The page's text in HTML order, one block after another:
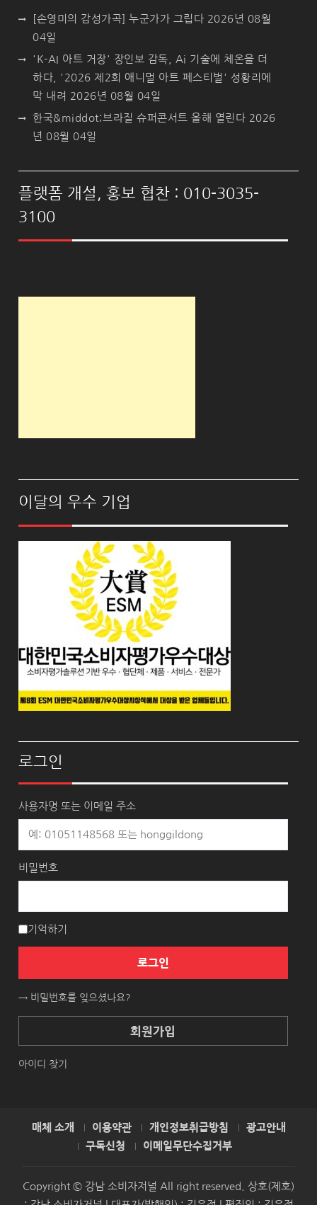
[손영미의 감성가곡] 누군가가 그립다 2026년 08월
04일
'K-AI 아트 거장' 장인보 감독, Ai 기술에 체온을 더
하다, '2026 제2회 애니멀 아트 페스티벌' 성황리에
막 내려 2026년 08월 04일
한국&middot;브라질 슈퍼콘서트 올해 열린다 2026
년 08월 04일
플랫폼 개설, 홍보 협찬 : 010-3035-
3100
이달의 우수 기업
로그인
사용자명 또는 이메일 주소
비밀번호
기억하기
로그인
→ 비밀번호를 잊으셨나요?
회원가입
아이디 찾기
매체 소개 이용약관 개인정보취급방침
광고안내
구독신청
이메일무단수집거부
Copyright © 강남 소비자저널 All right reserved. 상호(제호)